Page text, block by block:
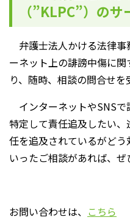
（”KLPC”）の
弁護士法人かける法律事
ーネット上の誹謗中傷に
り、随時、相談の問合せを
インターネットやSNSで
特定して責任追及したい
任を追及されているがど
いったご相談があれば、ぜ
お問い合わせは、 こちら